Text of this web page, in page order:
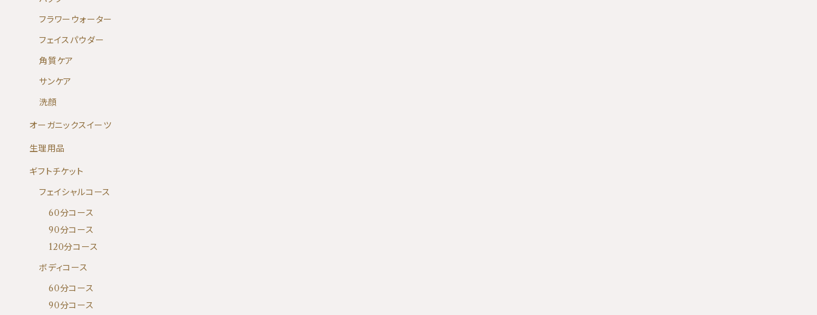
フラワーウォーター
フェイスパウダー
角質ケア
サンケア
洗顔
オーガニックスイーツ
生理用品
ギフトチケット
フェイシャルコース
60分コース
90分コース
120分コース
ボディコース
60分コース
90分コース